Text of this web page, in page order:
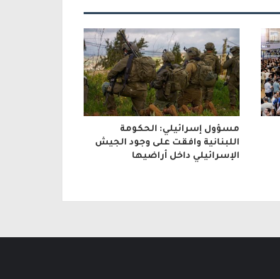
مسؤول إسرائيلي: الحكومة
اللبنانية وافقت على وجود الجيش
الإسرائيلي داخل أراضيها